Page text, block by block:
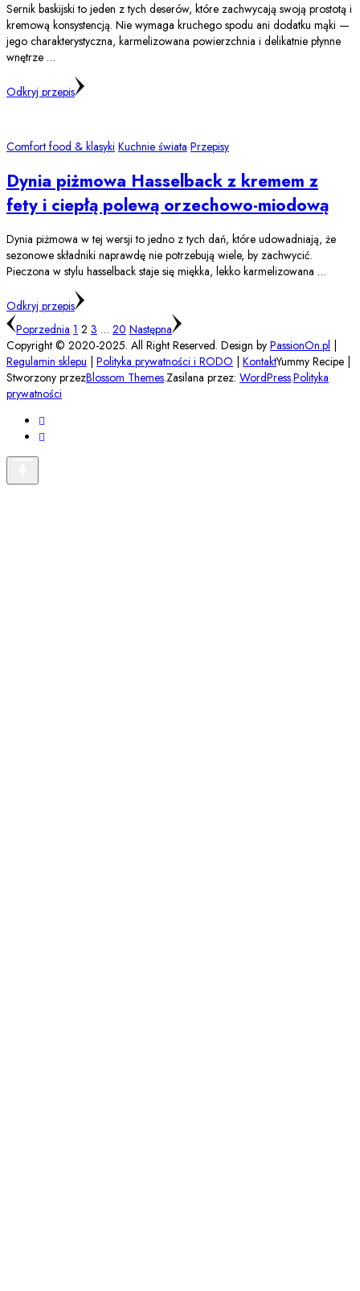
Sernik baskijski to jeden z tych deserów, które zachwycają swoją prostotą i
kremową konsystencją. Nie wymaga kruchego spodu ani dodatku mąki —
jego charakterystyczna, karmelizowana powierzchnia i delikatnie płynne
wnętrze …
Odkryj przepis
Comfort food & klasyki Kuchnie świata Przepisy
Dynia piżmowa Hasselback z kremem z
fety i ciepłą polewą orzechowo-miodową
Dynia piżmowa w tej wersji to jedno z tych dań, które udowadniają, że
sezonowe składniki naprawdę nie potrzebują wiele, by zachwycić.
Pieczona w stylu hasselback staje się miękka, lekko karmelizowana …
Odkryj przepis
Stronicowanie
wpisów
Poprzednia Strona
1 Strona
2 Strona
3 … Strona
20 Następna
Copyright © 2020-2025. All Right Reserved. Design by PassionOn.pl
Regulamin sklepu
Polityka prywatności i RODO KontaktYummy Recipe |
Stworzony przezBlossom Themes.Zasilana przez: WordPress.Polityka
prywatności